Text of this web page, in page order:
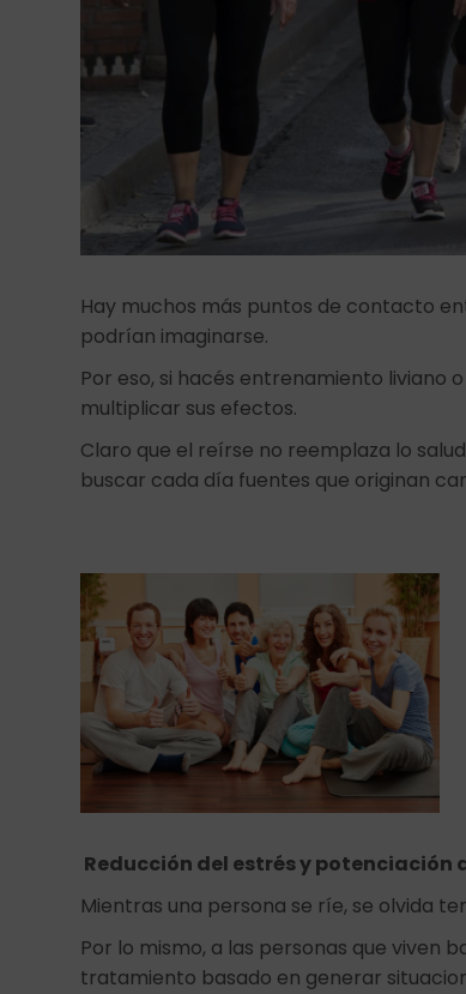
Hay muchos más puntos de contacto
podrían imaginarse.
Por eso, si hacés entrenamiento liviano
multiplicar sus efectos.
Claro que el reírse no reemplaza lo
buscar cada día fuentes que originan
Reducción del estrés y potenciación
Mientras una persona se ríe, se olvida
Por lo mismo, a las personas que viven
tratamiento basado en generar